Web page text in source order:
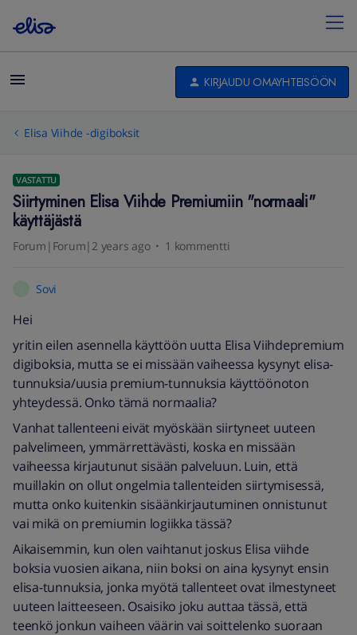
KIRJAUDU OMAYHTEISÖÖN
Elisa Viihde -digiboksit
VASTATTU
Siirtyminen Elisa Viihde Premiumiin "normaali"
käyttäjästä
Forum|Forum|2 years ago 1 kommentti
Sovi
Hei
yritin eilen asennella käyttöön uutta Elisa Viihdepremium
digiboksia, mutta se ei missään vaiheessa kysynyt elisa-
tunnuksia/uusia premium-tunnuksia käyttöönoton
yhteydessä. Onko tämä normaalia?
Vanhat tallenteeni eivät myöskään siirtyneet uuteen
palvelimeen, ymmärrettävästi, koska en missään
vaiheessa kirjautunut sisään palveluun. Luin, että
muillakin on ollut ongelmia tallenteiden siirtymisessä,
mutta onko kuitenkin sisäänkirjautuminen onnistunut
vai mikä on premiumin logiikka tässä?
Aikaisemmin, kun olen vaihtanut joskus Elisa viihde
boksia vuosien aikana, niin boksi on aina kysynyt ensin
elisa-tunnuksia, jonka myötä tallenteet ovat ilmestyneet
uuteen laitteeseen. Osaisiko joku auttaa tässä, että
teenkö jonkun vaiheen väärin vai soittelenko suoraan